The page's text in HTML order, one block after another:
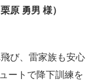
原 勇男 様）
び、雷家族も安心
ートで降下訓練を